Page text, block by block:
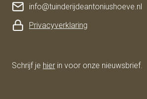
info@tuinderijdeantoniushoeve.nl
Privacyverklaring
Schrijf je hier in voor onze nieuwsbrief.